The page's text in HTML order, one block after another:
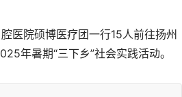
医院硕博医疗团一行15人前往扬州
年暑期“三下乡”社会实践活动。